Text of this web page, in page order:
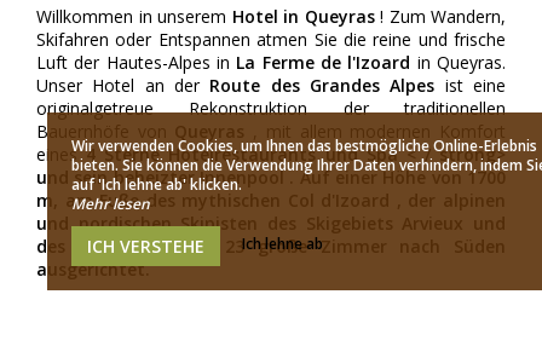
Willkommen in unserem Hotel in Queyras ! Zum Wandern,
Skifahren oder Entspannen atmen Sie die reine und frische
Luft der Hautes-Alpes in La Ferme de l'Izoard in Queyras.
Unser Hotel an der Route des Grandes Alpes ist eine
originalgetreue Rekonstruktion der traditionellen
Bauernhöfe von Queyras , mit allem modernen Komfort
eines4 Sterne Hotelrestaurants und Spa < / strong>
und seinbeheizter Innenpool. Auf einer Höhe von 1700
m, am Fuße des mythischen Col d'Izoard , der alpinen
und nordischen Skipisten des Skigebiets Arvieux und
des GR, bieten wir 23 große Zimmer nach Süden
ausgerichtet.
Wir verwenden Cookies, um Ihnen das bestmögliche Online-Erlebnis
bieten. Sie können die Verwendung Ihrer Daten verhindern, indem
auf 'Ich lehne ab' klicken.
Mehr lesen
ICH VERSTEHE Ich lehne ab